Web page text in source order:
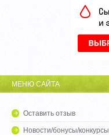
МЕНЮ САЙТА
Оставить отзыв
Новости/бонусы/конкурсы